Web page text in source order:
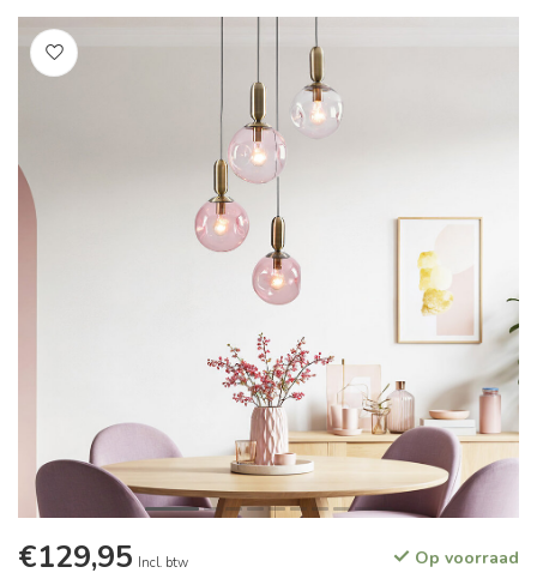
€129,95 Incl. btw Op voorraad